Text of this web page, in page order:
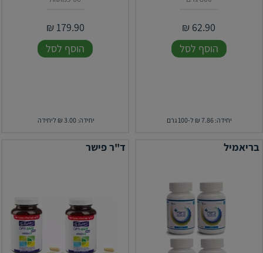
62.90
₪
הוסף לסל
יחידה: 7.86 ₪ ל-100 גרם
179.90
₪
הוסף לסל
יחידה: 3.00 ₪ ליחידה
בריאמיל ד"ר פישר